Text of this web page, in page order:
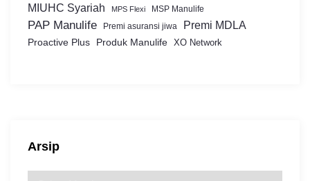
MIUHC Syariah MPS Flexi MSP Manulife
PAP Manulife Premi asuransi jiwa Premi MDLA
Proactive Plus Produk Manulife XO Network
Arsip